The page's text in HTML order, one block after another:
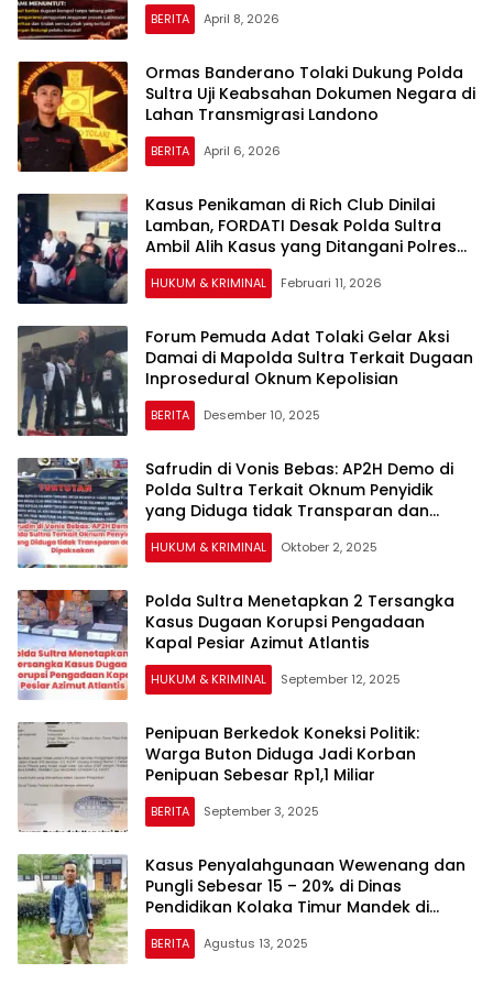
BERITA April 8, 2026
Ormas Banderano Tolaki Dukung Polda
Sultra Uji Keabsahan Dokumen Negara di
Lahan Transmigrasi Landono
BERITA April 6, 2026
Kasus Penikaman di Rich Club Dinilai
Lamban, FORDATI Desak Polda Sultra
Ambil Alih Kasus yang Ditangani Polres
Kendari
HUKUM & KRIMINAL Februari 11, 2026
Forum Pemuda Adat Tolaki Gelar Aksi
Damai di Mapolda Sultra Terkait Dugaan
Inprosedural Oknum Kepolisian
BERITA Desember 10, 2025
Safrudin di Vonis Bebas: AP2H Demo di
Polda Sultra Terkait Oknum Penyidik
yang Diduga tidak Transparan dan
Dipaksakan
HUKUM & KRIMINAL Oktober 2, 2025
Polda Sultra Menetapkan 2 Tersangka
Kasus Dugaan Korupsi Pengadaan
Kapal Pesiar Azimut Atlantis
HUKUM & KRIMINAL September 12, 2025
Penipuan Berkedok Koneksi Politik:
Warga Buton Diduga Jadi Korban
Penipuan Sebesar Rp1,1 Miliar
BERITA September 3, 2025
Kasus Penyalahgunaan Wewenang dan
Pungli Sebesar 15 – 20% di Dinas
Pendidikan Kolaka Timur Mandek di
Polda Sultra
BERITA Agustus 13, 2025